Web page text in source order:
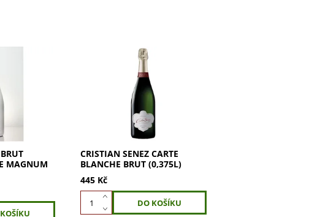
1,5l
Zlatavá
MAGNUM
Cristian Senez Carte Blanche
Brut 0,375l: 100% Pinot Noir,
zlatavá barva, jemné perlení.
Lahodná směs žlutého ovoce a
citrusů s tóny květů. Objevte...
CRISTIAN SENEZ CARTE
BLANCHE BRUT (0,375L)
445 Kč